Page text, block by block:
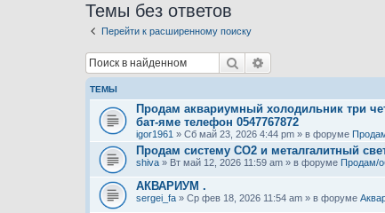
Темы без ответов
Перейти к расширенному поиску
Поиск
ТЕМЫ
Продам аквариумный холодильник три
бат-яме телефон 0547767872
igor1961 » Сб май 23, 2026 4:44 pm » в форуме
Продам систему СО2 и металгалитный
shiva » Вт май 12, 2026 11:59 am » в форуме Продам/
АКВАРИУМ .
sergei_fa » Ср фев 18, 2026 11:54 am » в форуме